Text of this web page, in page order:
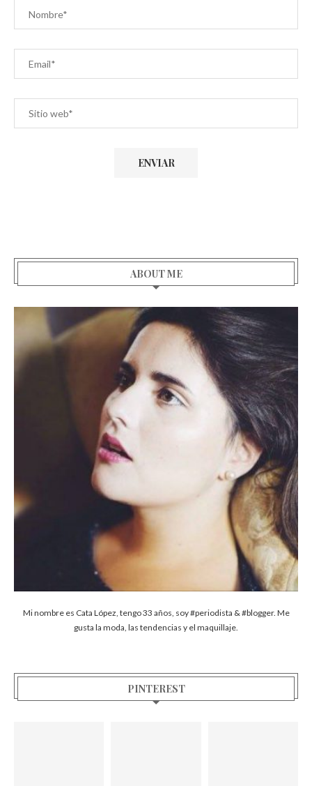
ABOUT ME
Mi nombre es Cata López, tengo 33 años, soy #periodista & #blogger. Me
gusta la moda, las tendencias y el maquillaje.
PINTEREST